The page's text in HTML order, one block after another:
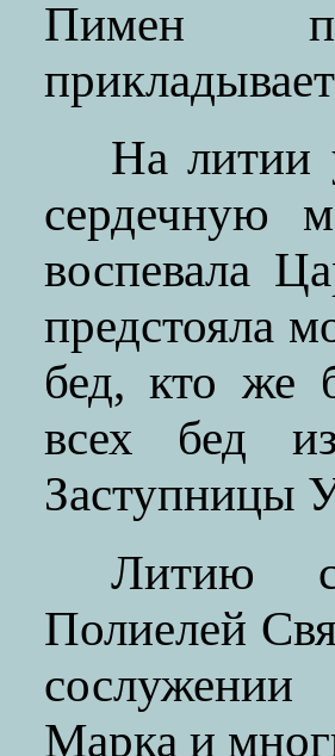
Пимен
На литии
сердечную
воспевала
предстояла
бед, кто же
всех бед
Заступницы
Литию
Полиелей
Марка и